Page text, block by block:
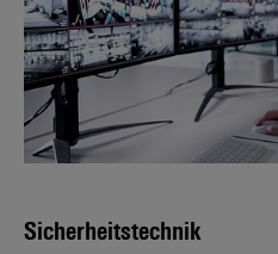
Sicherheitstechnik